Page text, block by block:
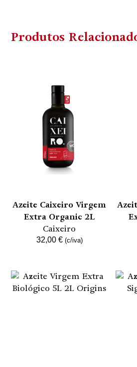
Produtos
Azeite Caixeiro Virgem
Extra Organic 2L
Caixeiro
32,00 € (c/iva)